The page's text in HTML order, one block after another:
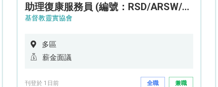
助理復康服務員 (編號：RSD/ARSW/CTE)
基督教靈實協會
多區
薪金面議
刊登於 1日前 全職 兼職